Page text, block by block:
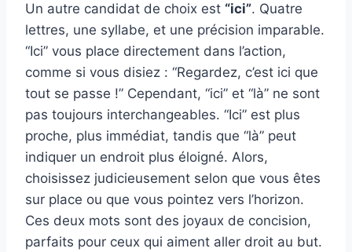
Un autre candidat de choix est “ici”. Quatre
lettres, une syllabe, et une précision imparable.
“Ici” vous place directement dans l’action,
comme si vous disiez : “Regardez, c’est ici que
tout se passe !” Cependant, “ici” et “là” ne sont
pas toujours interchangeables. “Ici” est plus
proche, plus immédiat, tandis que “là” peut
indiquer un endroit plus éloigné. Alors,
choisissez judicieusement selon que vous êtes
sur place ou que vous pointez vers l’horizon.
Ces deux mots sont des joyaux de concision,
parfaits pour ceux qui aiment aller droit au but.